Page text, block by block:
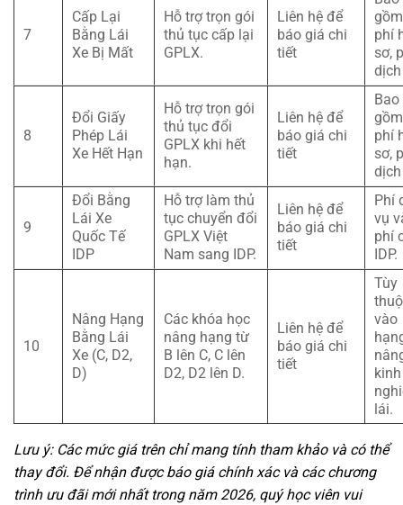
7
Cấp Lại
Bằng Lái
Xe Bị Mất
Hỗ trợ trọn gói
thủ tục cấp lại
GPLX.
Liên hệ để
báo giá chi
tiết
gồm
phí
sơ,
8
Đổi Giấy
Phép Lái
Xe Hết Hạn
Hỗ trợ trọn gói
thủ tục đổi
GPLX khi hết
hạn.
Liên hệ để
báo giá chi
tiết
Bao
gồm
phí
sơ,
9
Đổi Bằng
Lái Xe
Quốc Tế
IDP
Hỗ trợ làm thủ
tục chuyển đổi
GPLX Việt
Nam sang IDP.
Liên hệ để
báo giá chi
tiết
Phí
vụ
phí
IDP.
10
Nâng Hạng
Bằng Lái
Xe (C, D2,
D)
Các khóa học
nâng hạng từ
B lên C, C lên
D2, D2 lên D.
Liên hệ để
báo giá chi
tiết
Tùy
vào
kinh
lái.
Lưu ý: Các mức giá trên chỉ mang tính tham khảo và có thể
thay đổi. Để nhận được báo giá chính xác và các chương
trình ưu đãi mới nhất trong năm 2026, quý học viên vui